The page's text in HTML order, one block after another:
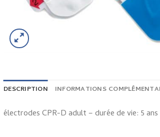
DESCRIPTION INFORMATIONS
électrodes CPR-D adult – durée de vie: 5 ans